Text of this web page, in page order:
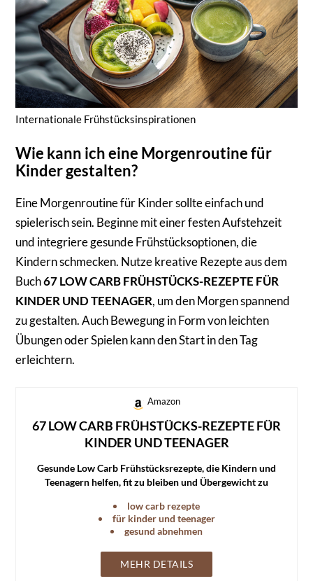
Internationale Frühstücksinspirationen
Wie kann ich eine Morgenroutine für
Kinder gestalten?
Eine Morgenroutine für Kinder sollte einfach und
spielerisch sein. Beginne mit einer festen Aufstehzeit
und integriere gesunde Frühstücksoptionen, die
Kindern schmecken. Nutze kreative Rezepte aus dem
Buch67 LOW CARB FRÜHSTÜCKS-REZEPTE FÜR
KINDER UND TEENAGER, um den Morgen spannend
zu gestalten. Auch Bewegung in Form von leichten
Übungen oder Spielen kann den Start in den Tag
erleichtern.
Amazon
67 LOW CARB FRÜHSTÜCKS-REZEPTE FÜR
KINDER UND TEENAGER
Gesunde Low Carb Frühstücksrezepte, die Kindern und
Teenagern helfen, fit zu bleiben und Übergewicht zu
low carb rezepte
für kinder und teenager
gesund abnehmen
MEHR DETAILS